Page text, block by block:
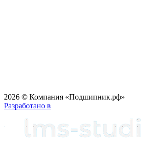
2026 © Компания «Подшипник.рф»
Разработано в